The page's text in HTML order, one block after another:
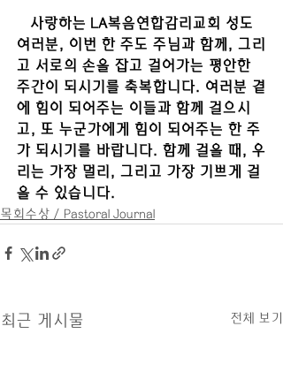
사랑하는 LA복음연합감리교회 성도
여러분, 이번 한 주도 주님과 함께, 그리
고 서로의 손을 잡고 걸어가는 평안한
주간이 되시기를 축복합니다. 여러분 곁
에 힘이 되어주는 이들과 함께 걸으시
고, 또 누군가에게 힘이 되어주는 한 주
가 되시기를 바랍니다. 함께 걸을 때, 우
리는 가장 멀리, 그리고 가장 기쁘게 걸
을 수 있습니다.
목회수상 / Pastoral Journal
최근 게시물 전체 보기